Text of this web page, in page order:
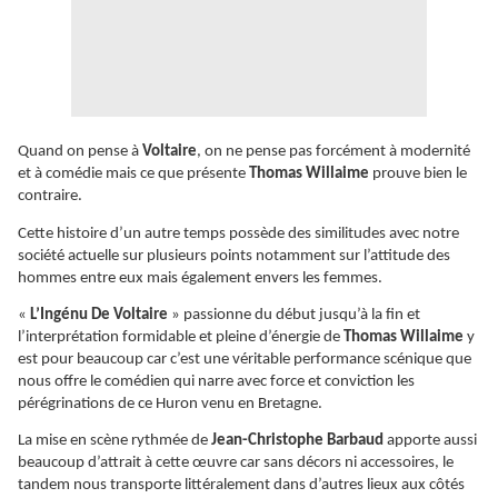
Quand on pense à Voltaire, on ne pense pas forcément à modernité
et à comédie mais ce que présente Thomas Willaime prouve bien le
contraire.
Cette histoire d’un autre temps possède des similitudes avec notre
société actuelle sur plusieurs points notamment sur l’attitude des
hommes entre eux mais également envers les femmes.
« L’Ingénu De Voltaire » passionne du début jusqu’à la fin et
l’interprétation formidable et pleine d’énergie de
Thomas Willaime y
est pour beaucoup car c’est une véritable performance scénique que
nous offre le comédien qui narre avec force et conviction les
pérégrinations de ce Huron venu en Bretagne.
La mise en scène rythmée de Jean-Christophe Barbaud apporte aussi
beaucoup d’attrait à cette œuvre car sans décors ni accessoires, le
tandem nous transporte littéralement dans d’autres lieux aux côtés